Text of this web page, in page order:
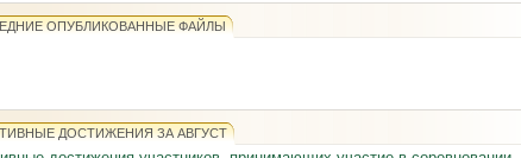
ОПУБЛИКОВАННЫЕ ФАЙЛЫ
ДОСТИЖЕНИЯ ЗА АВГУСТ